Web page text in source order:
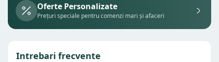
Oferte Personalizate
Prețuri speciale pentru comenzi mari și afaceri
Intrebari frecvente